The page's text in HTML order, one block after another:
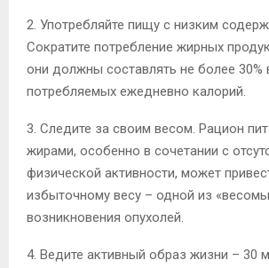
2. Употребляйте пищу с низким
Сократите потребление жирных
они должны составлять не более 30%
потребляемых ежедневно калорий.
3. Следите за своим весом. Рацион
жирами, особенно в сочетании с
физической активности, может
избыточному весу – одной из
возникновения опухолей.
4. Ведите активный образ жизни – 30